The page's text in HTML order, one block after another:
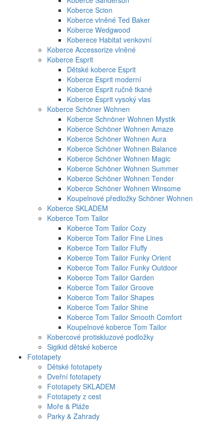
Koberce Scion
Koberce vlněné Ted Baker
Koberce Wedgwood
Koberece Habitat venkovní
Koberce Accessorize vlněné
Koberce Esprit
Dětské koberce Esprit
Koberce Esprit moderní
Koberce Esprit ručně tkané
Koberce Esprit vysoký vlas
Koberce Schöner Wohnen
Koberce Schnöner Wohnen Mystik
Koberce Schöner Wohnen Amaze
Koberce Schöner Wohnen Aura
Koberce Schöner Wohnen Balance
Koberce Schöner Wohnen Magic
Koberce Schöner Wohnen Summer
Koberce Schöner Wohnen Tender
Koberce Schöner Wohnen Winsome
Koupelnové předložky Schöner Wohnen
Koberce SKLADEM
Koberce Tom Tailor
Koberce Tom Tailor Cozy
Koberce Tom Tailor Fine Lines
Koberce Tom Tailor Fluffy
Koberce Tom Tailor Funky Orient
Koberce Tom Tailor Funky Outdoor
Koberce Tom Tailor Garden
Koberce Tom Tailor Groove
Koberce Tom Tailor Shapes
Koberce Tom Tailor Shine
Koberce Tom Tailor Smooth Comfort
Koupelnové koberce Tom Tailor
Kobercové protiskluzové podložky
Sigikid dětské koberce
Fototapety
Dětské fototapety
Dveřní fototapety
Fototapety SKLADEM
Fototapety z cest
Moře & Pláže
Parky & Zahrady